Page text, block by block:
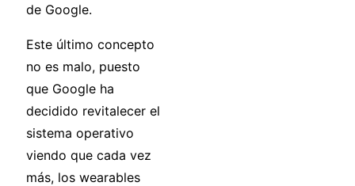
de Google.
Este último concepto
no es malo, puesto
que Google ha
decidido revitalecer el
sistema operativo
viendo que cada vez
más, los wearables